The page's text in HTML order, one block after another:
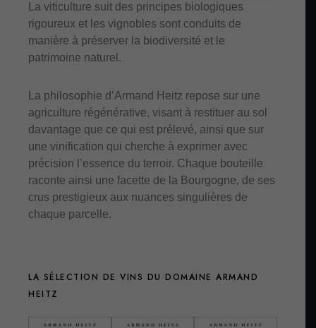
La viticulture suit des principes biologiques
rigoureux et les vignobles sont conduits de
manière à préserver la biodiversité et le
patrimoine naturel.
La philosophie d’Armand Heitz repose sur une
agriculture régénérative, visant à restituer au sol
davantage que ce qui est prélevé, ainsi que sur
une vinification qui cherche à exprimer avec
précision l’essence du terroir. Chaque bouteille
raconte ainsi une facette de la Bourgogne, de ses
crus prestigieux aux nuances singulières de
chaque parcelle.
LA SÉLECTION DE VINS DU DOMAINE ARMAND
HEITZ